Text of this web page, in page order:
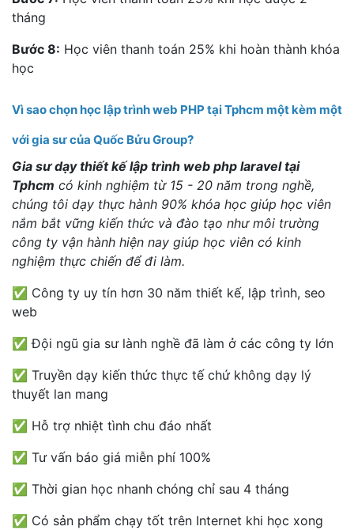
tháng
Bước 8: Học viên thanh toán 25% khi hoàn thành khóa
học
Vì sao chọn học lập trình web PHP tại Tphcm một kèm một
với gia sư của Quốc Bửu Group?
Gia sư dạy thiết kế lập trình web php laravel tại
Tphcm có kinh nghiệm từ 15 - 20 năm trong nghề,
chúng tôi dạy thực hành 90% khóa học giúp học viên
nắm bắt vững kiến thức và đào tạo như môi trường
công ty vận hành hiện nay giúp học viên có kinh
nghiệm thực chiến để đi làm.
✅ Công ty uy tín hơn 30 năm thiết kế, lập trình, seo
web
✅ Đội ngũ gia sư lành nghề đã làm ở các công ty lớn
✅ Truyền dạy kiến thức thực tế chứ không dạy lý
thuyết lan mang
✅ Hỗ trợ nhiệt tình chu đáo nhất
✅ Tư vấn báo giá miễn phí 100%
✅ Thời gian học nhanh chóng chỉ sau 4 tháng
✅ Có sản phẩm chạy tốt trên Internet khi học xong